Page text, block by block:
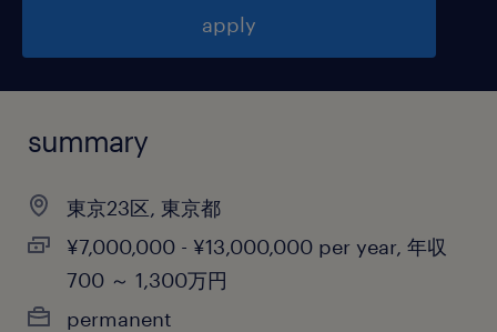
apply
summary
東京23区, 東京都
¥7,000,000 - ¥13,000,000 per year, 年収
700 ～ 1,300万円
permanent